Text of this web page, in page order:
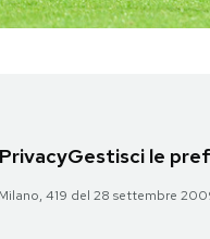
PrivacyGestisci le
419 del 28 settembre